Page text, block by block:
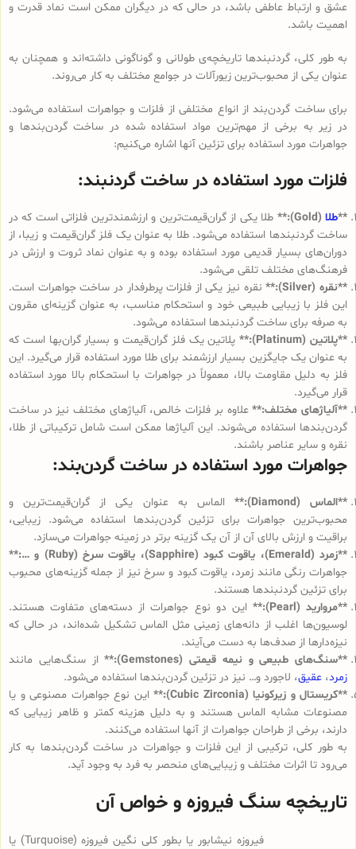
عشق و ارتباط عاطفی باشد، در حالی که در دیگران ممکن است نماد قدرت و
اهمیت باشد.
به طور کلی، گردنبندها تاریخچه‌ی طولانی و گوناگونی داشته‌اند و همچنان به
عنوان یکی از محبوب‌ترین زیورآلات در جوامع مختلف به کار می‌روند.
برای ساخت گردن‌بند از انواع مختلفی از فلزات و جواهرات استفاده می‌شود.
در زیر به برخی از مهم‌ترین مواد استفاده شده در ساخت گردن‌بندها و
جواهرات مورد استفاده برای تزئین آنها اشاره می‌کنیم:
فلزات مورد استفاده در ساخت گردنبند:
**طلا(Gold):**
طلا یکی از گران‌قیمت‌ترین و ارزشمندترین فلزاتی است که در
ساخت گردنبندها استفاده می‌شود. طلا به عنوان یک فلز گران‌قیمت و زیبا، از
دوران‌های بسیار قدیمی مورد استفاده بوده و به عنوان نماد ثروت و ارزش در
فرهنگ‌های مختلف تلقی می‌شود.
**نقره (Silver):**
نقره نیز یکی از فلزات پرطرفدار در ساخت جواهرات است.
این فلز با زیبایی طبیعی خود و استحکام مناسب، به عنوان گزینه‌ای مقرون
به صرفه برای ساخت گردنبندها استفاده می‌شود.
**پلاتین (Platinum):**
پلاتین یک فلز گران‌قیمت و بسیار گران‌بها است که
به عنوان یک جایگزین بسیار ارزشمند برای طلا مورد استفاده قرار می‌گیرد. این
فلز به دلیل مقاومت بالا، معمولاً در جواهرات با استحکام بالا مورد استفاده
قرار می‌گیرد.
**آلیاژهای مختلف:**علاوه بر فلزات خالص، آلیاژهای مختلف نیز در ساخت
گردن‌بندها استفاده می‌شوند. این آلیاژها ممکن است شامل ترکیباتی از طلا،
نقره و سایر عناصر باشند.
جواهرات مورد استفاده در ساخت گردن‌بند:
**الماس (Diamond):**
الماس به عنوان یکی از گران‌قیمت‌ترین و
محبوب‌ترین جواهرات برای تزئین گردن‌بندها استفاده می‌شود. زیبایی،
براقیت و ارزش بالای آن از آن یک گزینه برتر در زمینه جواهرات می‌سازد.
**زمرد (Emerald)، یاقوت کبود (Sapphire)، یاقوت سرخ (Ruby) و …:**
جواهرات رنگی مانند زمرد، یاقوت کبود و سرخ نیز از جمله گزینه‌های محبوب
برای تزئین گردنبندها هستند.
**مروارید (Pearl):**
این دو نوع جواهرات از دسته‌های متفاوت هستند.
لوسیون‌ها اغلب از دانه‌های زمینی مثل الماس تشکیل شده‌اند، در حالی که
نیزه‌دارها از صدف‌ها به دست می‌آیند.
**سنگ‌های طبیعی و نیمه قیمتی (Gemstones):**
از سنگ‌هایی مانند
زمرد، عقیق، لاجورد و… نیز در تزئین گردن‌بندها استفاده می‌شود.
**کریستال و زیرکونیا (Cubic Zirconia):**
این نوع جواهرات مصنوعی و یا
مصنوعات مشابه الماس هستند و به دلیل هزینه کمتر و ظاهر زیبایی که
دارند، برخی از طراحان جواهرات از آنها استفاده می‌کنند.
به طور کلی، ترکیبی از این فلزات و جواهرات در ساخت گردن‌بندها به کار
می‌رود تا اثرات مختلف و زیبایی‌های منحصر به فرد به وجود آید.
تاریخچه سنگ فیروزه و خواص آن
فیروزه نیشابور یا بطور کلی نگین فیروزه (Turquoise) یا